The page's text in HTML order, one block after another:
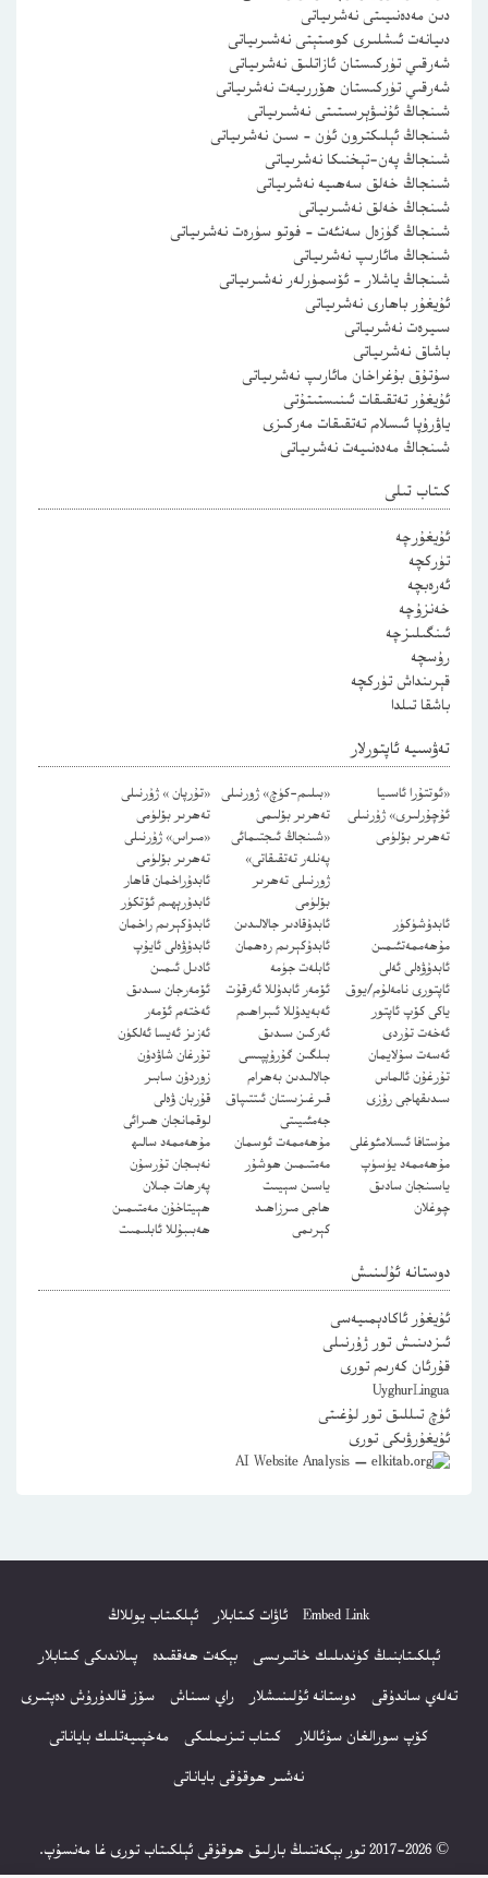
دىن مەدەنىيىتى نەشرىياتى
دىيانەت ئىشلىرى كومىتېتى نەشىرىياتى
شەرقىي تۈركىستان ئازاتلىق نەشرىياتى
شەرقىي تۈركىستان ھۆررىيەت نەشرىياتى
شىنجاڭ ئۇنىۋېرسىتىتى نەشىرىياتى
شىنجاڭ ئېلىكترون ئۈن – سىن نەشرىياتى
شىنجاڭ پەن-تېخنىكا نەشرىياتى
شىنجاڭ خەلق سەھىيە نەشرىياتى
شىنجاڭ خەلق نەشىرىياتى
شىنجاڭ گۈزەل سەنئەت – فوتو سۈرەت نەشرىياتى
شىنجاڭ مائارىپ نەشرىياتى
شىنجاڭ ياشلار – ئۆسمۈرلەر نەشىرىياتى
ئۇيغۇر باھارى نەشرىياتى
سىيرەت نەشرىياتى
باشاق نەشرىياتى
سۇتۇق بۇغراخان مائارىپ نەشرىياتى
ئۇيغۇر تەتقىقات ئىنىستىتۇتى
ياۋرۇپا ئىسلام تەتقىقات مەركىزى
شىنجاڭ مەدەنىيەت نەشرىياتى
كىتاب تىلى
ئۇيغۇرچە
تۈركچە
ئەرەبچە
خەنزۇچە
ئىنگىلىزچە
رۇسچە
قېرىنداش تۈركچە
باشقا تىلدا
تەۋسىيە ئاپتورلار
«ئوتتۇرا ئاسىيا
ئۇچۇرلىرى» ژۇرنىلى
تەھرىر بۆلۈمى
«بىلىم-كۈچ» ژورنىلى
تەھرىر بۆلىمى
«تۇرپان » ژۇرنىلى
تەھرىر بۆلۈمى
«شىنجاڭ ئىجتىمائى
پەنلەر تەتقىقاتى»
ژورنىلى تەھرىر
بۆلۈمى
«مىراس» ژۇرنىلى
تەھرىر بۆلۈمى
ئابدۇراخمان قاھار
ئابدۇرېھىم ئۆتكۈر
ئابدۇشۈكۈر
مۇھەممەتئىمىن
ئابدۇقادىر جالالىدىن
ئابدۇكېرىم راخمان
ئابدۇكېرىم رەھمان
ئابدۇۋەلى ئايۇپ
ئابدۇۋەلى ئەلى
ئابلەت جۈمە
ئادىل ئىمىن
ئاپتورى نامەلۇم/يوق
ياكى كۆپ ئاپتور
ئۆمەر ئابدۇللا ئەرقۇت
ئۆمەرجان سىدىق
ئەبەيدۇللا ئىبراھىم
ئەختەم ئۆمەر
ئەخەت تۇردى
ئەركىن سىدىق
ئەزىز ئەيسا ئەلكۈن
ئەسەت سۇلايمان
بىلگىن گۇرۇپپىسى
تۇرغان شاۋدۇن
تۇرغۇن ئالماس
جالالىدىن بەھرام
زوردۇن سابىر
سىدىقھاجى رۇزى
قىرغىزىستان ئىتتىپاق
جەمئىيىتى
قۇربان ۋەلى
لوقمانجان ھىرائى
مۇستافا ئىسلامئوغلى
مۇھەممەت ئوسمان
مۇھەممەد سالىھ
مۇھەممەد يۈسۈپ
مەمتىمىن ھوشۇر
نەبىجان تۇرسۇن
ياسىنجان سادىق
چوغلان
ياسىن سېيىت
پەرھات جىلان
ھاجى مىرزاھىد
كېرىمى
ھېيتاخۇن مەمتىمىن
ھەبىبۇللا ئابلىمىت
دوستانە ئۇلىنىش
ئۇيغۇر ئاكادېمىيەسى
ئىزدىنىش تور ژۇرنىلى
قۇرئان كەرىم تورى
UyghurLingua
ئۈچ تىللىق تور لۇغىتى
ئۇيغۇرۋىكى تورى
Embed Link ئاۋات كىتابلار
ئېلكىتاب يوللاڭ
ئېلكىتابنىڭ كۈندىلىك خاتىرىسى
بېكەت ھەققىدە
پىلاندىكى كىتابلار
تەلەي ساندۇقى
دوستانە ئۇلىنىشلار راي سىناش
سۆز قالدۇرۇش دەپتىرى
كۆپ سورالغان سۇئاللار
كىتاب تىزىملىكى
مەخپىيەتلىك باياناتى
نەشىر ھوقۇقى باياناتى
© 2017-2026 تور بېكەتنىڭ بارلىق ھوقۇقى ئېلكىتاب تورى غا مەنسۇپ.